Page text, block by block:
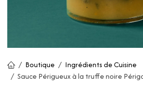
Boutique
Ingrédients de Cuisine
Sauce Périgueux à la truffe noire